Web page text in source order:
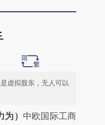
虚拟股东，无人可以
话：本文由第三方
） 中欧国际工商